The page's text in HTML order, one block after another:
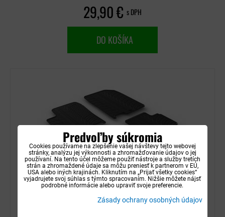
29,90 € s DPH
DO KOŠÍKA
Autorohože gumové Gledring - Kia Stonic od
Predvoľby súkromia
Cookies používame na zlepšenie vašej návštevy tejto webovej
stránky, analýzu jej výkonnosti a zhromažďovanie údajov o jej
používaní. Na tento účel môžeme použiť nástroje a služby tretích
strán a zhromaždené údaje sa môžu preniesť k partnerom v EÚ,
USA alebo iných krajinách. Kliknutím na „Prijať všetky cookies“
vyjadrujete svoj súhlas s týmto spracovaním. Nižšie môžete nájsť
podrobné informácie alebo upraviť svoje preferencie.
Zásady ochrany osobných údajov